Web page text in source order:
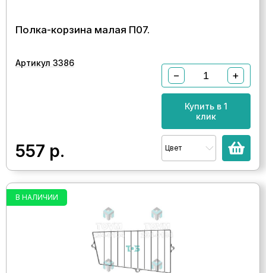
Полка-корзина малая П07.
Артикул 3386
557 р.
− +
Купить в 1
клик
Цвет
В НАЛИЧИИ